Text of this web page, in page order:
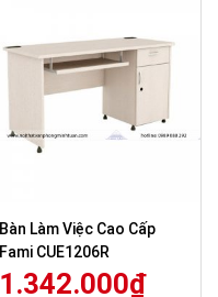
Bàn Làm Việc Cao Cấp
Fami CUE1206R
1.342.000₫